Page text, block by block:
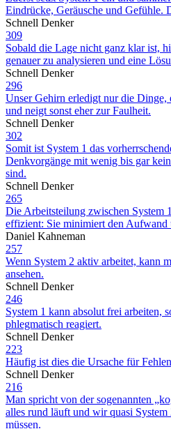
Eindrücke, Geräusche und Gefühle.
Schnell Denker
309
Sobald die Lage nicht ganz klar ist,
genauer zu analysieren und eine
Schnell Denker
296
Unser Gehirn erledigt nur die Dinge,
und neigt sonst eher zur Faulheit.
Schnell Denker
302
Somit ist System 1 das
Denkvorgänge mit wenig bis gar
sind.
Schnell Denker
265
Die Arbeitsteilung zwischen System
effizient: Sie minimiert den
Daniel Kahneman
257
Wenn System 2 aktiv arbeitet, kann
ansehen.
Schnell Denker
246
System 1 kann absolut frei arbeiten,
phlegmatisch reagiert.
Schnell Denker
223
Häufig ist dies die Ursache für
Schnell Denker
216
Man spricht von der sogenannten
alles rund läuft und wir quasi System
müssen.